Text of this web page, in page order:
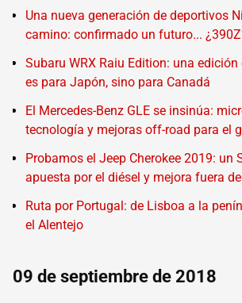
Una nueva generación de deportivos
camino: confirmado un futuro...
Subaru WRX Raiu Edition: una
es para Japón, sino para Canadá
El Mercedes-Benz GLE se insinúa:
tecnología y mejoras off-road para el
Probamos el Jeep Cherokee 2019: un
apuesta por el diésel y mejora fuera
Ruta por Portugal: de Lisboa a la
el Alentejo
09 de septiembre de 2018